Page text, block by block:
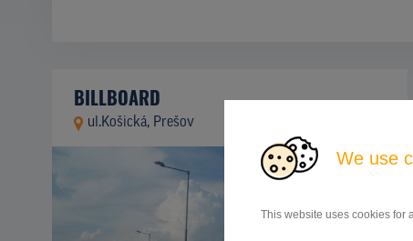
We use
This website uses cookies for
BILLBOARD
ul.Košická, Prešov